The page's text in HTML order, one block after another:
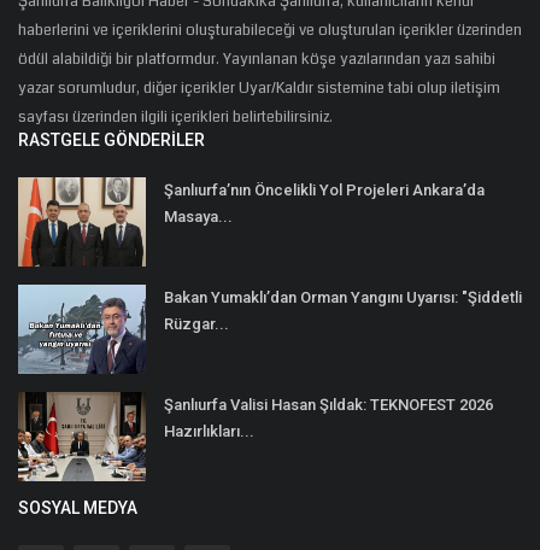
haberlerini ve içeriklerini oluşturabileceği ve oluşturulan içerikler üzerinden
ödül alabildiği bir platformdur. Yayınlanan köşe yazılarından yazı sahibi
yazar sorumludur, diğer içerikler Uyar/Kaldır sistemine tabi olup iletişim
sayfası üzerinden ilgili içerikleri belirtebilirsiniz.
RASTGELE GÖNDERILER
Şanlıurfa’nın Öncelikli Yol Projeleri Ankara’da
Masaya...
Bakan Yumaklı’dan Orman Yangını Uyarısı: "Şiddetli
Rüzgar...
Şanlıurfa Valisi Hasan Şıldak: TEKNOFEST 2026
Hazırlıkları...
SOSYAL MEDYA